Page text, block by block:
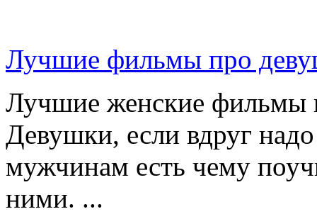
Лучшие фильмы про
Лучшие женские фильмы
Девушки, если вдруг
мужчинам есть чему
ними. ...